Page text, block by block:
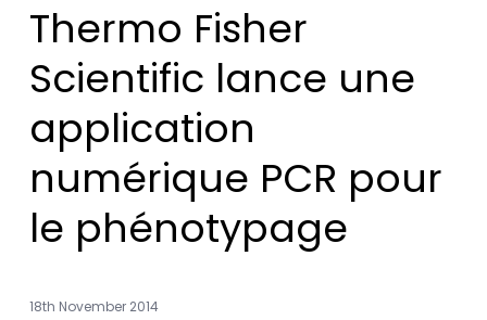
Thermo Fisher
Scientific lance une
application
numérique PCR pour
le phénotypage
18th November 2014